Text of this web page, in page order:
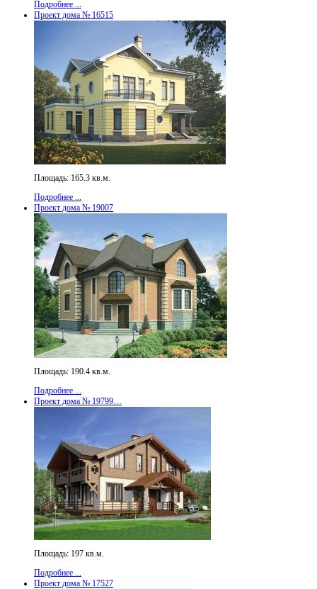
Подробнее ...
Проект дома № 16515
Площадь: 165.3 кв.м.
Подробнее ...
Проект дома № 19007
Площадь: 190.4 кв.м.
Подробнее ...
Проект дома № 19799…
Площадь: 197 кв.м.
Подробнее ...
Проект дома № 17527